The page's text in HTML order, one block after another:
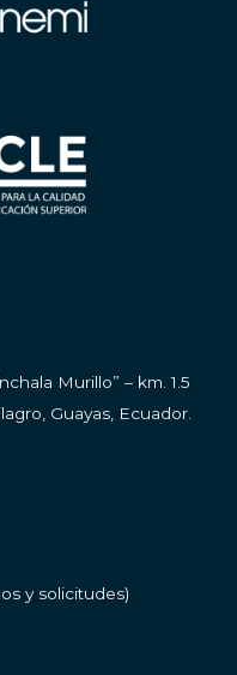
Murillo” – km. 1.5
Guayas, Ecuador.
y solicitudes)